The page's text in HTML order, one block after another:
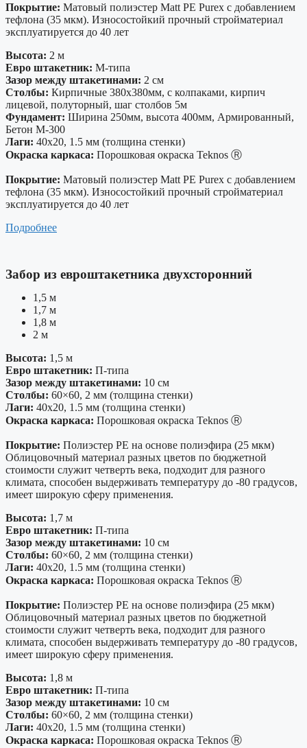
Покрытие: Матовый полиэстер Matt PE Purex с добавлением
тефлона (35 мкм). Износостойкий прочный стройматериал
эксплуатируется до 40 лет
Высота: 2 м
Евро штакетник: М-типа
Зазор между штакетинами: 2 см
Столбы: Кирпичные 380х380мм, с колпаками, кирпич
лицевой, полуторный, шаг столбов 5м
Фундамент: Ширина 250мм, высота 400мм, Армированный,
Бетон М-300
Лаги: 40х20, 1.5 мм (толщина стенки)
Окраска каркаса: Порошковая окраска Teknos Ⓡ
Покрытие: Матовый полиэстер Matt PE Purex с добавлением
тефлона (35 мкм). Износостойкий прочный стройматериал
эксплуатируется до 40 лет
Подробнее
Забор из евроштакетника двухсторонний
1,5 м
1,7 м
1,8 м
2 м
Высота: 1,5 м
Евро штакетник: П-типа
Зазор между штакетинами: 10 см
Столбы: 60×60, 2 мм (толщина стенки)
Лаги: 40х20, 1.5 мм (толщина стенки)
Окраска каркаса: Порошковая окраска Teknos Ⓡ
Покрытие: Полиэстер PE на основе полиэфира (25 мкм)
Облицовочный материал разных цветов по бюджетной
стоимости служит четверть века, подходит для разного
климата, способен выдерживать температуру до -80 градусов,
имеет широкую сферу применения.
Высота: 1,7 м
Евро штакетник: П-типа
Зазор между штакетинами: 10 см
Столбы: 60×60, 2 мм (толщина стенки)
Лаги: 40х20, 1.5 мм (толщина стенки)
Окраска каркаса: Порошковая окраска Teknos Ⓡ
Покрытие: Полиэстер PE на основе полиэфира (25 мкм)
Облицовочный материал разных цветов по бюджетной
стоимости служит четверть века, подходит для разного
климата, способен выдерживать температуру до -80 градусов,
имеет широкую сферу применения.
Высота: 1,8 м
Евро штакетник: П-типа
Зазор между штакетинами: 10 см
Столбы: 60×60, 2 мм (толщина стенки)
Лаги: 40х20, 1.5 мм (толщина стенки)
Окраска каркаса: Порошковая окраска Teknos Ⓡ